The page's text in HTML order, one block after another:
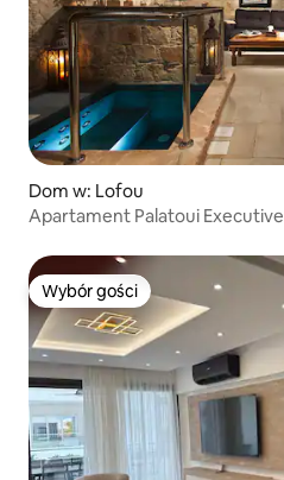
Dom w: Lofou
Apartament Palatoui Executive
Wybór gości
Wybór gości